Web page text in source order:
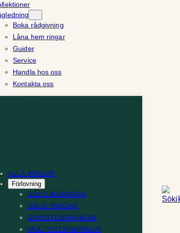
Boka rådgivning
Låna hem ringar
Guider
Service
Handla hos oss
Kontakta oss
ALLA RINGAR
Förlovning
SOLITÄRRINGAR
HALO-RINGAR
SIDOSTENSRINGAR
MULTISTENSRINGAR